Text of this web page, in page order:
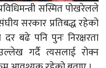
सस्मित पोखरेलले
सरकार प्रतिबद्ध रहेको
बढे पनि पुनः निरक्षरता
गर्दै त्यसलाई रोक्न